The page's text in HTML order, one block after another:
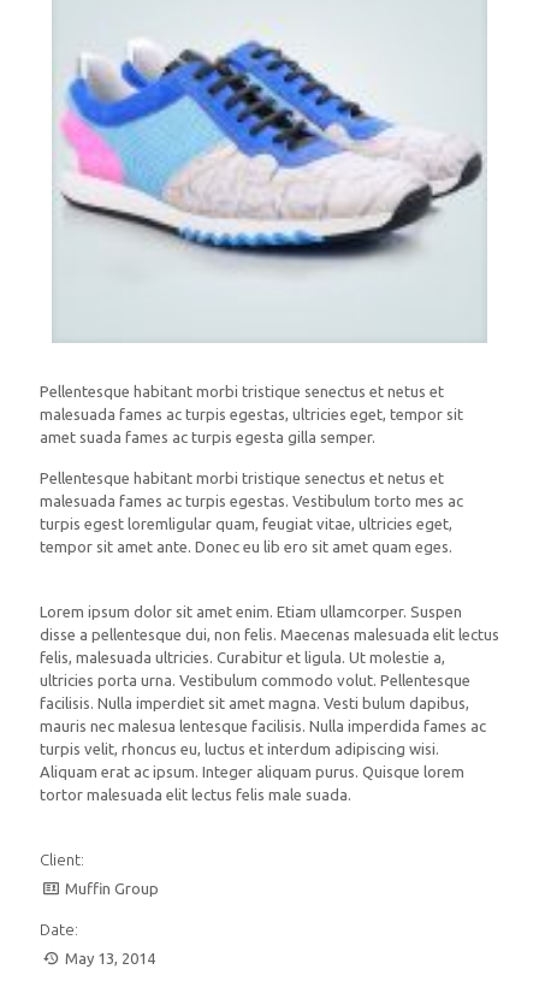
Pellentesque habitant morbi tristique senectus et netus et
malesuada fames ac turpis egestas, ultricies eget, tempor sit
amet suada fames ac turpis egesta gilla semper.
Pellentesque habitant morbi tristique senectus et netus et
malesuada fames ac turpis egestas. Vestibulum torto mes ac
turpis egest loremligular quam, feugiat vitae, ultricies eget,
tempor sit amet ante. Donec eu lib ero sit amet quam eges.
Lorem ipsum dolor sit amet enim. Etiam ullamcorper. Suspen
disse a pellentesque dui, non felis. Maecenas malesuada elit lectus
felis, malesuada ultricies. Curabitur et ligula. Ut molestie a,
ultricies porta urna. Vestibulum commodo volut. Pellentesque
facilisis. Nulla imperdiet sit amet magna. Vesti bulum dapibus,
mauris nec malesua lentesque facilisis. Nulla imperdida fames ac
turpis velit, rhoncus eu, luctus et interdum adipiscing wisi.
Aliquam erat ac ipsum. Integer aliquam purus. Quisque lorem
tortor malesuada elit lectus felis male suada.
Client:
Muffin Group
Date:
May 13, 2014